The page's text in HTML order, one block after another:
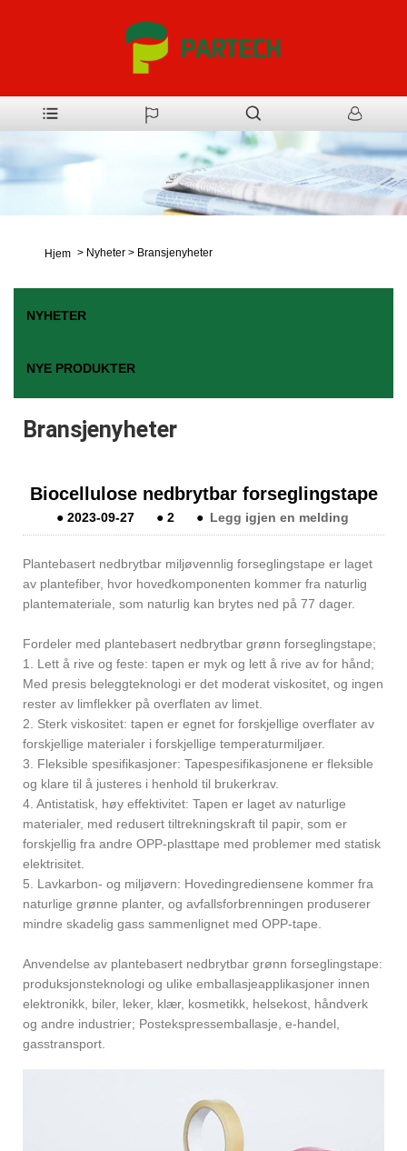
Hjem > Nyheter > Bransjenyheter
NYHETER
NYE PRODUKTER
Bransjenyheter
Biocellulose nedbrytbar forseglingstape
● 2023-09-27 ● 2 ● Legg igjen en melding
Plantebasert nedbrytbar miljøvennlig forseglingstape er laget
av plantefiber, hvor hovedkomponenten kommer fra naturlig
plantemateriale, som naturlig kan brytes ned på 77 dager.
Fordeler med plantebasert nedbrytbar grønn forseglingstape;
1. Lett å rive og feste: tapen er myk og lett å rive av for hånd;
Med presis beleggteknologi er det moderat viskositet, og ingen
rester av limflekker på overflaten av limet.
2. Sterk viskositet: tapen er egnet for forskjellige overflater av
forskjellige materialer i forskjellige temperaturmiljøer.
3. Fleksible spesifikasjoner: Tapespesifikasjonene er fleksible
og klare til å justeres i henhold til brukerkrav.
4. Antistatisk, høy effektivitet: Tapen er laget av naturlige
materialer, med redusert tiltrekningskraft til papir, som er
forskjellig fra andre OPP-plasttape med problemer med statisk
elektrisitet.
5. Lavkarbon- og miljøvern: Hovedingrediensene kommer fra
naturlige grønne planter, og avfallsforbrenningen produserer
mindre skadelig gass sammenlignet med OPP-tape.
Anvendelse av plantebasert nedbrytbar grønn forseglingstape:
produksjonsteknologi og ulike emballasjeapplikasjoner innen
elektronikk, biler, leker, klær, kosmetikk, helsekost, håndverk
og andre industrier; Postekspressemballasje, e-handel,
gasstransport.